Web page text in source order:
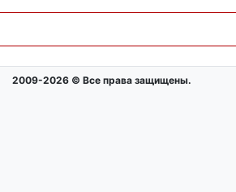
2009-2026 © Все права защищены.